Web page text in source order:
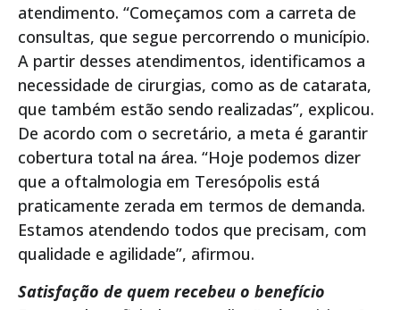
atendimento. “Começamos com a carreta de
consultas, que segue percorrendo o município.
A partir desses atendimentos, identificamos a
necessidade de cirurgias, como as de catarata,
que também estão sendo realizadas”, explicou.
De acordo com o secretário, a meta é garantir
cobertura total na área. “Hoje podemos dizer
que a oftalmologia em Teresópolis está
praticamente zerada em termos de demanda.
Estamos atendendo todos que precisam, com
qualidade e agilidade”, afirmou.
Satisfação de quem recebeu o benefício